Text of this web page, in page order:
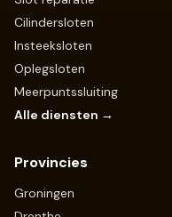
Cilindersloten
Insteeksloten
Oplegsloten
Meerpuntssluiting
Alle diensten →
Provincies
Groningen